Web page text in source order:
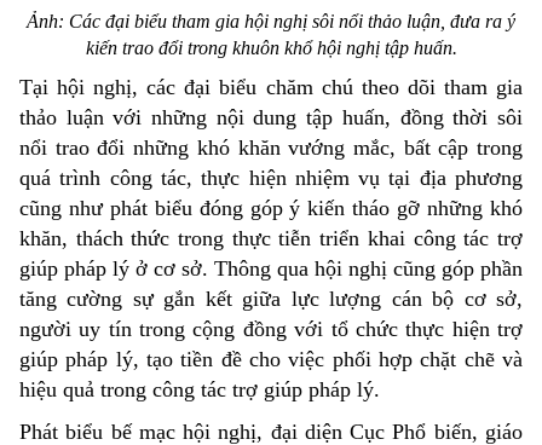
Ảnh: Các đại biểu tham gia hội nghị sôi nổi thảo luận, đưa ra ý
kiến trao đổi trong khuôn khổ hội nghị tập huấn.
Tại hội nghị, các đại biểu chăm chú theo dõi tham gia
thảo luận với những nội dung tập huấn, đồng thời sôi
nổi trao đổi những khó khăn vướng mắc, bất cập trong
quá trình công tác, thực hiện nhiệm vụ tại địa phương
cũng như phát biểu đóng góp ý kiến tháo gỡ những khó
khăn, thách thức trong thực tiễn triển khai công tác trợ
giúp pháp lý ở cơ sở. Thông qua hội nghị cũng góp phần
tăng cường sự gắn kết giữa lực lượng cán bộ cơ sở,
người uy tín trong cộng đồng với tổ chức thực hiện trợ
giúp pháp lý, tạo tiền đề cho việc phối hợp chặt chẽ và
hiệu quả trong công tác trợ giúp pháp lý.
Phát biểu bế mạc hội nghị, đại diện Cục Phổ biến, giáo